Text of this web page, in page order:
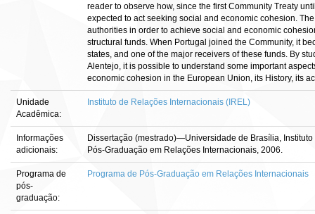
reader to observe how, since the first Community Treaty
expected to act seeking social and economic cohesion.
authorities in order to achieve social and economic
structural funds. When Portugal joined the Community, it
states, and one of the major receivers of these funds. By
Alentejo, it is possible to understand some important
economic cohesion in the European Union, its History, its
Unidade
Acadêmica:
Instituto de Relações Internacionais (IREL)
Informações
adicionais:
Dissertação (mestrado)—Universidade de Brasília,
Pós-Graduação em Relações Internacionais, 2006.
Programa de
pós-
graduação:
Programa de Pós-Graduação em Relações Internacionais